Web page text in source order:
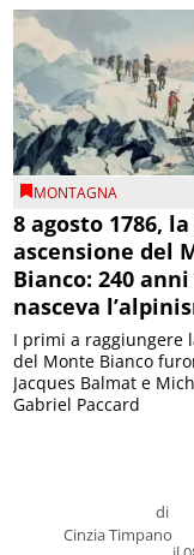
MONTAGNA
8 agosto 1786,
ascensione del
Bianco: 240
nasceva
di
Cinzia Timpano
I primi a raggiungere
del Monte Bianco
Jacques Balmat e
Gabriel Paccard